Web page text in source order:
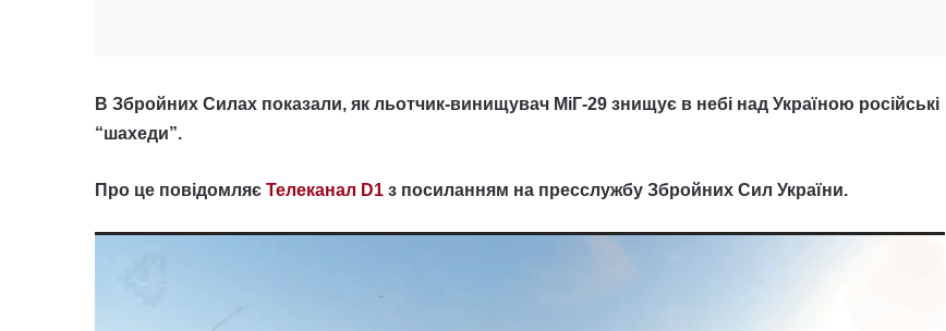
В Збройних Силах показали, як льотчик-винищувач МіГ-29 знищує в небі над Україною російські
“шахеди”.
Про це повідомляє Телеканал D1 з посиланням на пресслужбу Збройних Сил України.